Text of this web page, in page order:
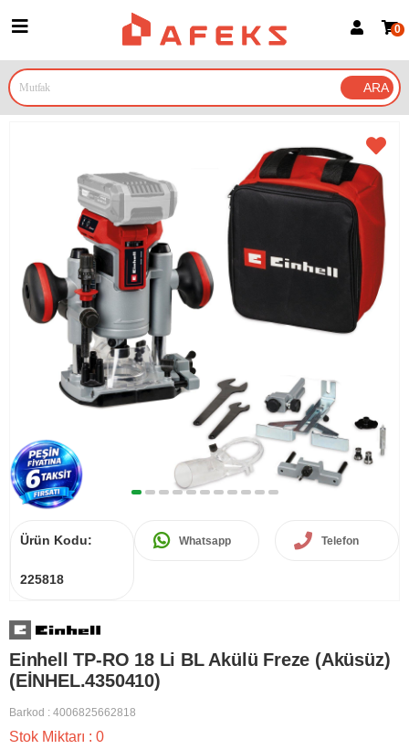
Google İle Bağlan
0
Ürün Kodu:
225818
Whatsapp Telefon
Einhell TP-RO 18 Li BL Akülü Freze (Aküsüz)
(EİNHEL.4350410)
Barkod : 4006825662818
Stok Miktarı : 0